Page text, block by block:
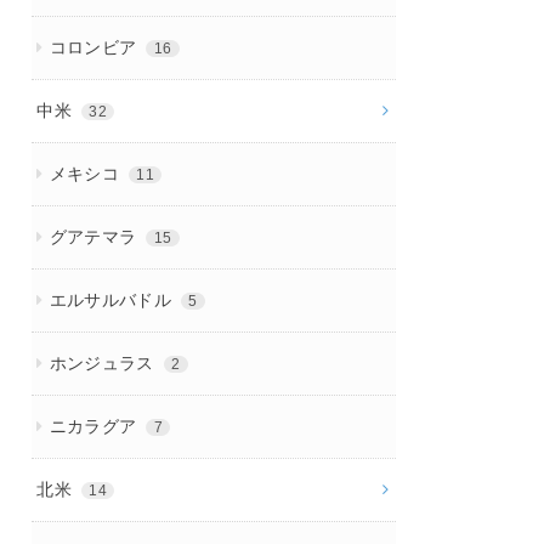
コロンビア 16
中米 32
メキシコ 11
グアテマラ 15
エルサルバドル 5
ホンジュラス 2
ニカラグア 7
北米 14